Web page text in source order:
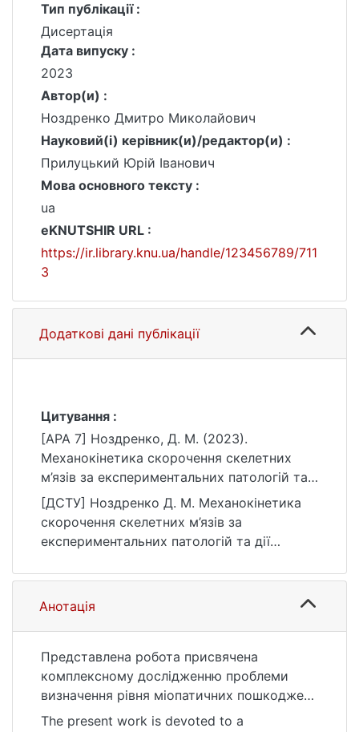
Тип публікації :
Дисертація
Дата випуску :
2023
Автор(и) :
Ноздренко Дмитро Миколайович
Науковий(і) керівник(и)/редактор(и) :
Прилуцький Юрій Іванович
Мова основного тексту :
ua
eKNUTSHIR URL :
https://ir.library.knu.ua/handle/123456789/711
3
Додаткові дані публікації
Цитування :
[APA 7] Ноздренко, Д. М. (2023).
Механокінетика скорочення скелетних
м’язів за експериментальних патологій та
дії вуглецевих наночастинок [Дис. д-ра
біол. наук, Київський національний
університет імені Тараса Шевченка].
eKNUTSHIR.
https://ir.library.knu.ua/handle/123456789/711
[ДСТУ] Ноздренко Д. М. Механокінетика
скорочення скелетних м’язів за
експериментальних патологій та дії
біол. наук : 09 Біологія. Київ, 2023. 182 с.
URL:
https://ir.library.knu.ua/handle/123456789/711
Анотація
Представлена робота присвячена
комплексному дослідженню проблеми
визначення рівня міопатичних пошкоджень
в рамках аналізу механокінетичних
The present work is devoted to a